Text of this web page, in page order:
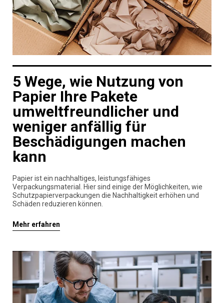
5 Wege, wie Nutzung von
Papier Ihre Pakete
umweltfreundlicher und
weniger anfällig für
Beschädigungen machen
kann
Papier ist ein nachhaltiges, leistungsfähiges
Verpackungsmaterial. Hier sind einige der Möglichkeiten, wie
Schutzpapierverpackungen die Nachhaltigkeit erhöhen und
Schäden reduzieren können.
Mehr erfahren